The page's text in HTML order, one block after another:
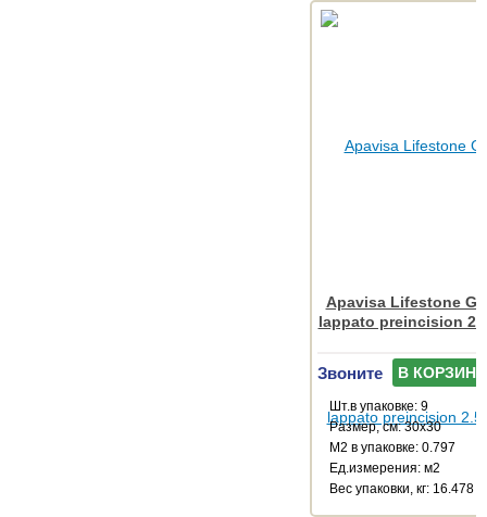
Apavisa Lifestone
lappato preincision
Звоните В КОРЗИНУ
Шт.в упаковке: 9
Размер, см: 30x30
М2 в упаковке: 0.797
Ед.измерения: м2
Веc упаковки, кг: 16.478